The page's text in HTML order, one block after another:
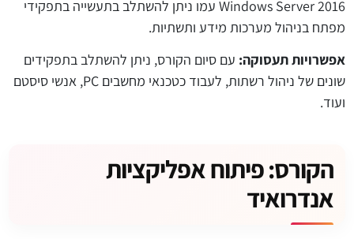
Windows Server 2016 עמו ניתן להשתלב בתעשייה בתפקידי
מפתח בניהול מערכות מידע ותשתיות.
אפשרויות תעסוקה: עם סיום הקורס, ניתן להשתלב בתפקידים
שונים של ניהול רשתות, לעבוד כטכנאי מחשבים PC, אנשי סיסטם
ועוד.
הקורס: פיתוח אפליקציות
אנדרואיד